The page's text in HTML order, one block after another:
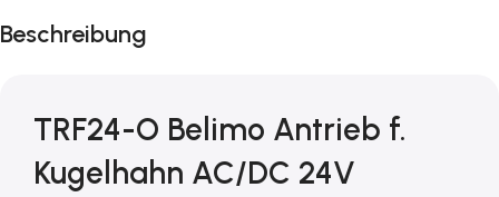
Beschreibung
TRF24-O Belimo Antrieb f.
Kugelhahn AC/DC 24V